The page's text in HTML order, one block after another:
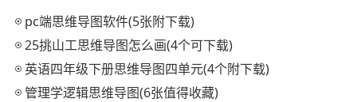
pc端思维导图软件(5张附下载)
25挑山工思维导图怎么画(4个可下载)
英语四年级下册思维导图四单元(4个附下载)
管理学逻辑思维导图(6张值得收藏)